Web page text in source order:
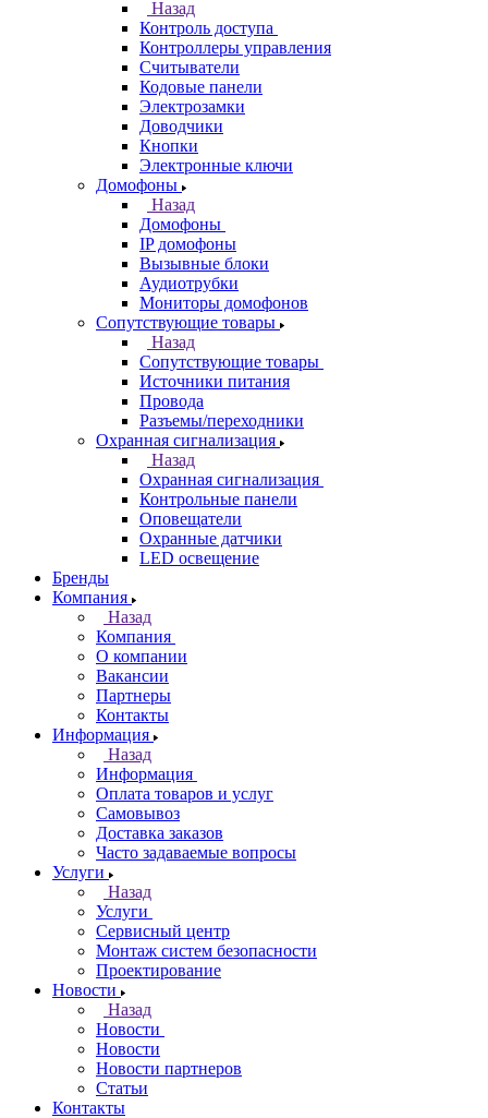
Назад
Контроль доступа
Контроллеры управления
Считыватели
Кодовые панели
Электрозамки
Доводчики
Кнопки
Электронные ключи
Домофоны
Назад
Домофоны
IP домофоны
Вызывные блоки
Аудиотрубки
Мониторы домофонов
Сопутствующие товары
Назад
Сопутствующие товары
Источники питания
Провода
Разъемы/переходники
Охранная сигнализация
Назад
Охранная сигнализация
Контрольные панели
Оповещатели
Охранные датчики
LED освещение
Бренды
Компания
Назад
Компания
О компании
Вакансии
Партнеры
Контакты
Информация
Назад
Информация
Оплата товаров и услуг
Самовывоз
Доставка заказов
Часто задаваемые вопросы
Услуги
Назад
Услуги
Сервисный центр
Монтаж систем безопасности
Проектирование
Новости
Назад
Новости
Новости
Новости партнеров
Статьи
Контакты